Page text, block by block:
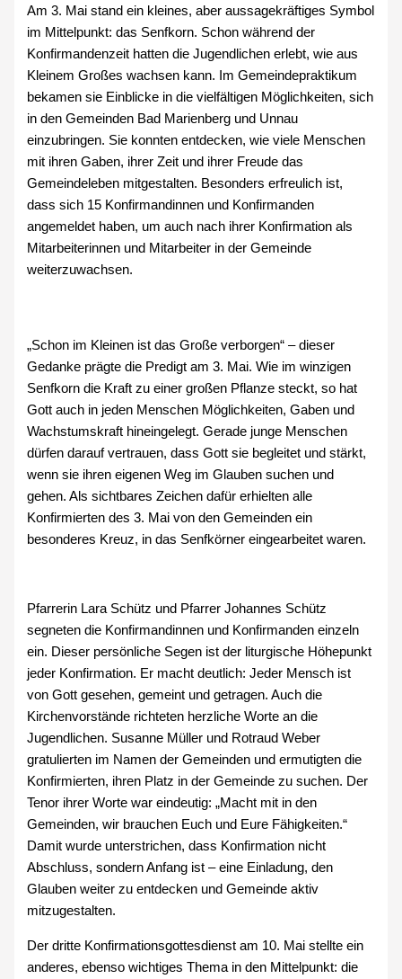
Am 3. Mai stand ein kleines, aber aussagekräftiges Symbol
im Mittelpunkt: das Senfkorn. Schon während der
Konfirmandenzeit hatten die Jugendlichen erlebt, wie aus
Kleinem Großes wachsen kann. Im Gemeindepraktikum
bekamen sie Einblicke in die vielfältigen Möglichkeiten, sich
in den Gemeinden Bad Marienberg und Unnau
einzubringen. Sie konnten entdecken, wie viele Menschen
mit ihren Gaben, ihrer Zeit und ihrer Freude das
Gemeindeleben mitgestalten. Besonders erfreulich ist,
dass sich 15 Konfirmandinnen und Konfirmanden
angemeldet haben, um auch nach ihrer Konfirmation als
Mitarbeiterinnen und Mitarbeiter in der Gemeinde
weiterzuwachsen.
„Schon im Kleinen ist das Große verborgen“ – dieser
Gedanke prägte die Predigt am 3. Mai. Wie im winzigen
Senfkorn die Kraft zu einer großen Pflanze steckt, so hat
Gott auch in jeden Menschen Möglichkeiten, Gaben und
Wachstumskraft hineingelegt. Gerade junge Menschen
dürfen darauf vertrauen, dass Gott sie begleitet und stärkt,
wenn sie ihren eigenen Weg im Glauben suchen und
gehen. Als sichtbares Zeichen dafür erhielten alle
Konfirmierten des 3. Mai von den Gemeinden ein
besonderes Kreuz, in das Senfkörner eingearbeitet waren.
Pfarrerin Lara Schütz und Pfarrer Johannes Schütz
segneten die Konfirmandinnen und Konfirmanden einzeln
ein. Dieser persönliche Segen ist der liturgische Höhepunkt
jeder Konfirmation. Er macht deutlich: Jeder Mensch ist
von Gott gesehen, gemeint und getragen. Auch die
Kirchenvorstände richteten herzliche Worte an die
Jugendlichen. Susanne Müller und Rotraud Weber
gratulierten im Namen der Gemeinden und ermutigten die
Konfirmierten, ihren Platz in der Gemeinde zu suchen. Der
Tenor ihrer Worte war eindeutig: „Macht mit in den
Gemeinden, wir brauchen Euch und Eure Fähigkeiten.“
Damit wurde unterstrichen, dass Konfirmation nicht
Abschluss, sondern Anfang ist – eine Einladung, den
Glauben weiter zu entdecken und Gemeinde aktiv
mitzugestalten.
Der dritte Konfirmationsgottesdienst am 10. Mai stellte ein
anderes, ebenso wichtiges Thema in den Mittelpunkt: die